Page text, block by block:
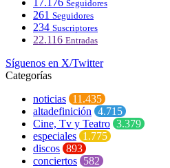
17.176 Seguidores
261 Seguidores
234 Suscriptores
22.116 Entradas
Síguenos en X/Twitter
Categorías
noticias 11.435
altadefinición 4.715
Cine, Tv y Teatro 3.379
especiales 1.775
discos 893
conciertos 582